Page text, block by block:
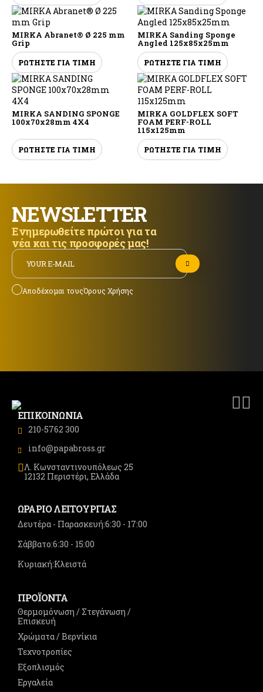
MIRKA Abranet® Ø 225 mm
Grip
ΡΩΤΗΣΤΕ ΓΙΑ ΤΙΜΗ
MIRKA Sanding Sponge
Angled 125x85x25mm
ΡΩΤΗΣΤΕ ΓΙΑ ΤΙΜΗ
MIRKA SANDING SPONGE
100x70x28mm 4X4
ΡΩΤΗΣΤΕ ΓΙΑ ΤΙΜΗ
MIRKA GOLDFLEX SOFT
FOAM PERF-ROLL
115x125mm
ΡΩΤΗΣΤΕ ΓΙΑ ΤΙΜΗ
NEWSLETTER
Ενημερωθείτε πρώτοι για τα
νέα και τις προσφορές μας!
Αποδέχομαι τουςΌρους Χρήσης
ΕΠΙΚΟΙΝΩΝΙΑ
210-5762 300
info@papabross.gr
Λ. Κωνσταντινουπόλεως 25
12132 Περιστέρι, Ελλάδα
ΩΡΑΡΙΟ ΛΕΙΤΟΥΡΓΙΑΣ
Δευτέρα - Παρασκευή:6:30 - 17:00
Σάββατο:6:30 - 15:00
Κυριακή:Κλειστά
ΠΡΟΪΟΝΤΑ
Θερμομόνωση / Στεγάνωση /
Επισκευή
Χρώματα / Βερνίκια
Τεχνοτροπίες
Εξοπλισμός
Εργαλεία